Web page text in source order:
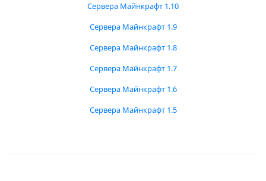
Сервера Майнкрафт 1.10
Сервера Майнкрафт 1.9
Сервера Майнкрафт 1.8
Сервера Майнкрафт 1.7
Сервера Майнкрафт 1.6
Сервера Майнкрафт 1.5